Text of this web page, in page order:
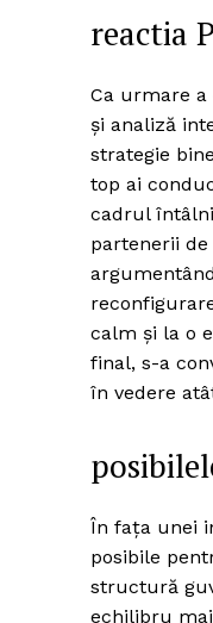
reactia
Ca urmare
și analiză
strategie
top ai
cadrul
partenerii
calm și la o
final, s-a
în vedere
În fața unei
posibile
structură
echilibru